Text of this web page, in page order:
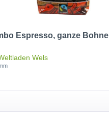
Espresso, ganze Bohne
Wels